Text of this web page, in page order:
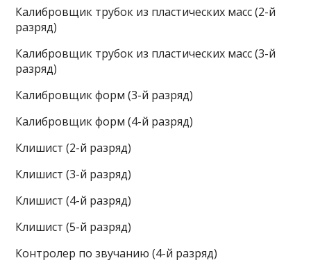
Калибровщик трубок из пластических масс (2-й
разряд)
Калибровщик трубок из пластических масс (3-й
разряд)
Калибровщик форм (3-й разряд)
Калибровщик форм (4-й разряд)
Клишист (2-й разряд)
Клишист (3-й разряд)
Клишист (4-й разряд)
Клишист (5-й разряд)
Контролер по звучанию (4-й разряд)